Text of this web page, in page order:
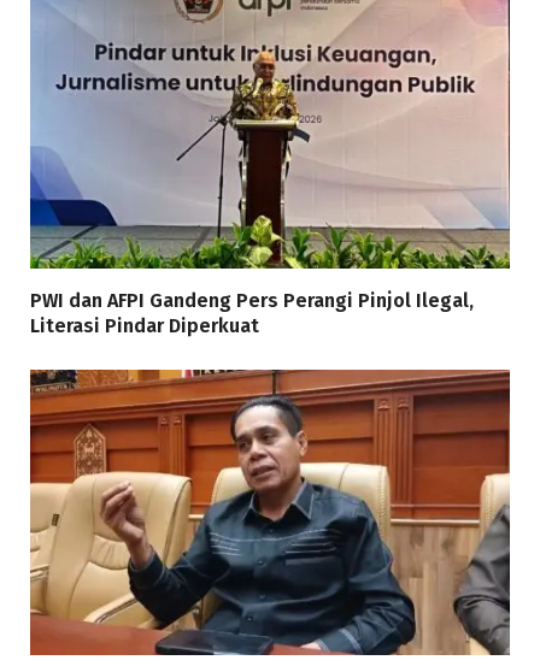
PWI dan AFPI Gandeng Pers Perangi Pinjol Ilegal,
Literasi Pindar Diperkuat